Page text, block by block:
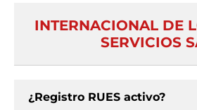
INTERNACIONAL DE
SERVICIOS
¿Registro RUES activo?